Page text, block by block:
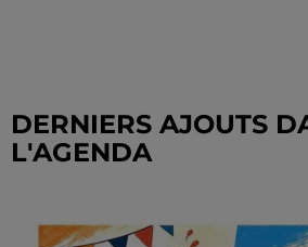
DERNIERS AJOUTS
L'AGENDA